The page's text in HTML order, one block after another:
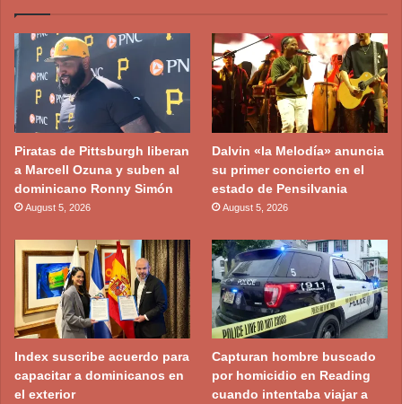
Piratas de Pittsburgh liberan
a Marcell Ozuna y suben al
dominicano Ronny Simón
August 5, 2026
Dalvin «la Melodía» anuncia
su primer concierto en el
estado de Pensilvania
August 5, 2026
Index suscribe acuerdo para
capacitar a dominicanos en
el exterior
Capturan hombre buscado
por homicidio en Reading
cuando intentaba viajar a